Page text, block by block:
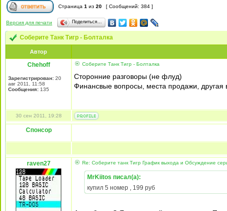
Страница 1 из 20 [ Сообщений: 384 ]
Версия для печати Поделиться…
Соберите Танк Тигр - Болталка
Автор
Chehoff
Зарегистрирован: 20
авг 2011, 11:58
Сообщения: 135
Соберите Танк Тигр - Болталка
Сторонние разговоры (не флуд)
Финансвые вопросы, места продажи,
30 сен 2011, 19:28
Спонсор
raven27 Re: Соберите танк Тигр График выхода и Обсуждение
MrKiitos писал(а):
купил 5 номер , 199 руб